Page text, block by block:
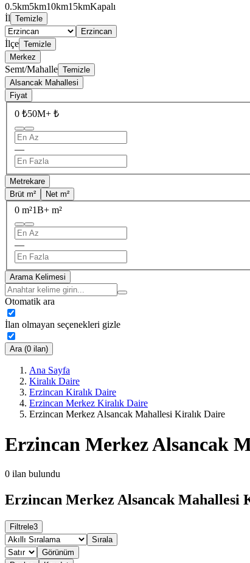
0.5km5km10km15kmKapalı
İl Temizle
Erzincan
İlçe Temizle
Merkez
Semt/Mahalle Temizle
Alsancak Mahallesi
Fiyat
0 ₺50M+ ₺
—
Metrekare
Brüt m²
Net m²
0 m²1B+ m²
—
Arama Kelimesi
Otomatik ara
İlan olmayan seçenekleri gizle
Ara (0 ilan)
Ana Sayfa
Kiralık Daire
Erzincan Kiralık Daire
Erzincan Merkez Kiralık Daire
Erzincan Merkez Alsancak Mahallesi Kiralık Daire
Erzincan Merkez Alsancak
0 ilan bulundu
Erzincan Merkez Alsancak Mahallesi
Filtrele3
Sırala
Görünüm